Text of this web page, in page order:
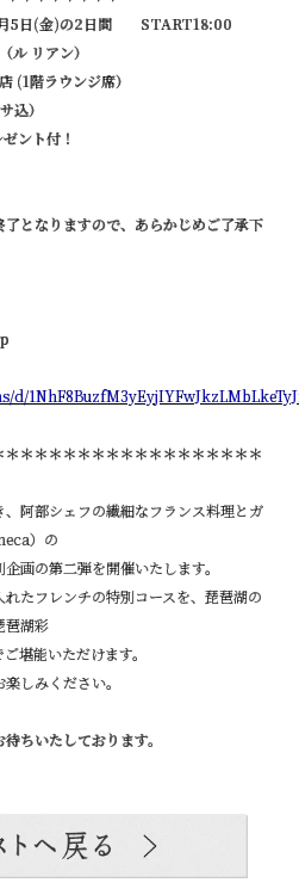
月5日(金)の2日間 START18:00
リアン）
(1階ラウンジ席）
込）
ント付！
となりますので、あらかじめご了承下
せはこちら
d/
＊＊＊＊＊＊＊＊＊＊＊＊＊＊＊＊＊
阿部シェフの繊細なフランス料理とガ
）の
画の第二弾を開催いたします。
たフレンチの特別コースを、琵琶湖の
琶湖彩
堪能いただけます。
しみください。
ちいたしております。